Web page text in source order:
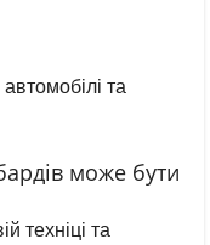
та
може бути
техніці та